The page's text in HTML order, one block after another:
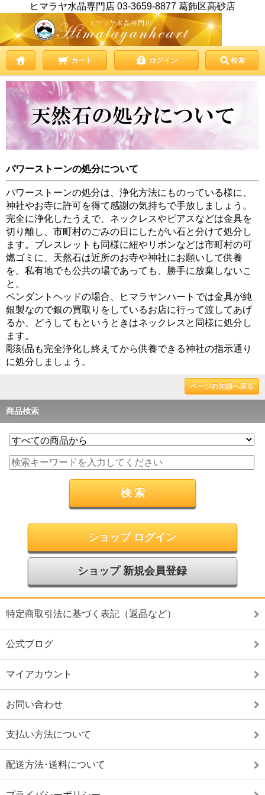
ヒマラヤ水晶専門店 03-3659-8877 葛飾区高砂店
カート ログイン 検索
パワーストーンの処分について
パワーストーンの処分は、浄化方法にものっている様に、
神社やお寺に許可を得て感謝の気持ちで手放しましょう。
完全に浄化したうえで、ネックレスやピアスなどは金具を
切り離し、市町村のごみの日にしたがい石と分けて処分し
ます。ブレスレットも同様に紐やリボンなどは市町村の可
燃ゴミに、天然石は近所のお寺や神社にお願いして供養
を。私有地でも公共の場であっても、勝手に放棄しないこ
と。
ペンダントヘッドの場合、ヒマラヤンハートでは金具が純
銀製なので銀の買取りをしているお店に行って渡してあげ
るか、どうしてもというときはネックレスと同様に処分し
ます。
彫刻品も完全浄化し終えてから供養できる神社の指示通り
に処分しましょう。
ページの先頭へ戻る
商品検索
ショップ ログイン
ショップ 新規会員登録
特定商取引法に基づく表記（返品など）
公式ブログ
マイアカウント
お問い合わせ
支払い方法について
配送方法･送料について